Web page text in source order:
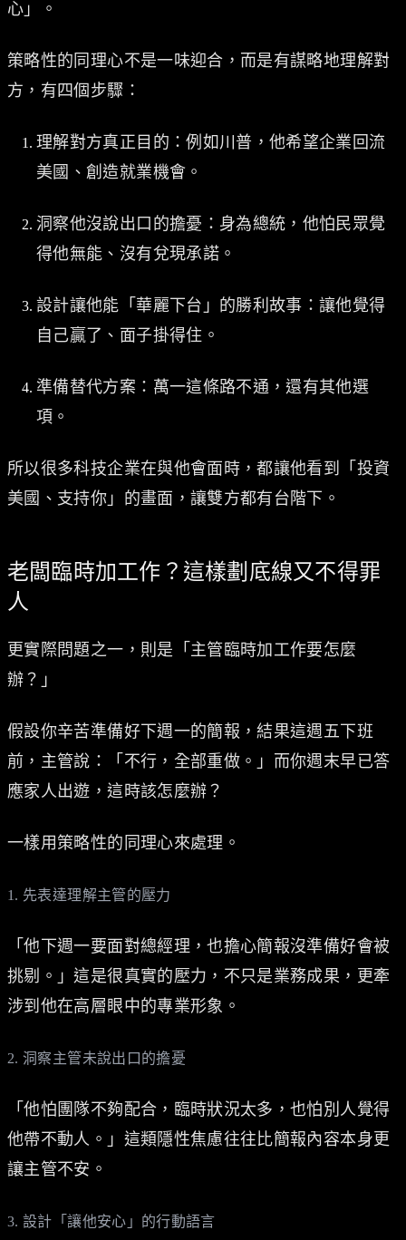
心」。
策略性的同理心不是一味迎合，而是有謀略地理解對
方，有四個步驟：
理解對方真正目的：例如川普，他希望企業回流
美國、創造就業機會。
洞察他沒說出口的擔憂：身為總統，他怕民眾覺
得他無能、沒有兌現承諾。
設計讓他能「華麗下台」的勝利故事：讓他覺得
自己贏了、面子掛得住。
準備替代方案：萬一這條路不通，還有其他選
項。
所以很多科技企業在與他會面時，都讓他看到「投資
美國、支持你」的畫面，讓雙方都有台階下。
老闆臨時加工作？這樣劃底線又不得罪
人
更實際問題之一，則是「主管臨時加工作要怎麼
辦？」
假設你辛苦準備好下週一的簡報，結果這週五下班
前，主管說：「不行，全部重做。」而你週末早已答
應家人出遊，這時該怎麼辦？
一樣用策略性的同理心來處理。
1. 先表達理解主管的壓力
「他下週一要面對總經理，也擔心簡報沒準備好會被
挑剔。」這是很真實的壓力，不只是業務成果，更牽
涉到他在高層眼中的專業形象。
2. 洞察主管未說出口的擔憂
「他怕團隊不夠配合，臨時狀況太多，也怕別人覺得
他帶不動人。」這類隱性焦慮往往比簡報內容本身更
讓主管不安。
3. 設計「讓他安心」的行動語言